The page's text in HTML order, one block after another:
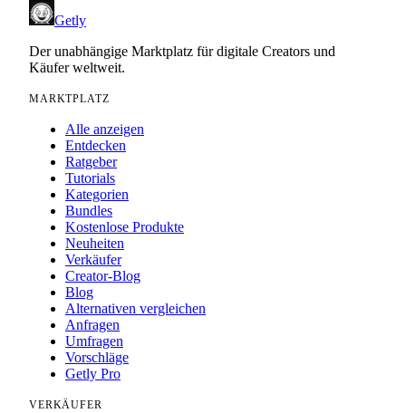
Getly
Der unabhängige Marktplatz für digitale Creators und
Käufer weltweit.
MARKTPLATZ
Alle anzeigen
Entdecken
Ratgeber
Tutorials
Kategorien
Bundles
Kostenlose Produkte
Neuheiten
Verkäufer
Creator-Blog
Blog
Alternativen vergleichen
Anfragen
Umfragen
Vorschläge
Getly Pro
VERKÄUFER